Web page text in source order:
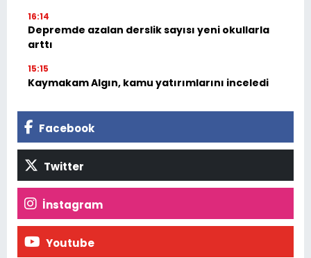
16:14
Depremde azalan derslik sayısı yeni okullarla
arttı
15:15
Kaymakam Algın, kamu yatırımlarını inceledi
Facebook
Twitter
İnstagram
Youtube